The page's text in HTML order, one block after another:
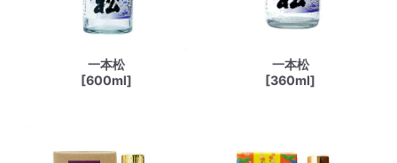
一本松
[600ml]
一本松
[360ml]